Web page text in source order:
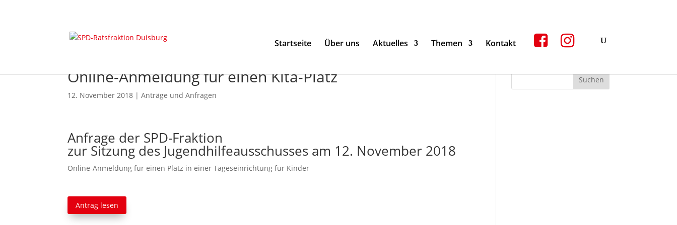
Startseite Über uns Aktuelles Themen Kontakt
Online-Anmeldung für einen Kita-Platz
12. November 2018 |Anträge und Anfragen
Anfrage der SPD-Fraktion
zur Sitzung des Jugendhilfeausschusses am 12. November 2018
Online-Anmeldung für einen Platz in einer Tageseinrichtung für Kinder
Antrag lesen